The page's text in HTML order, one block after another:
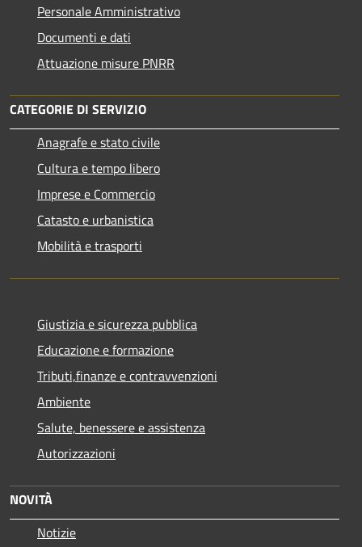
Personale Amministrativo
Documenti e dati
Attuazione misure PNRR
CATEGORIE DI SERVIZIO
Anagrafe e stato civile
Cultura e tempo libero
Imprese e Commercio
Catasto e urbanistica
Mobilità e trasporti
Giustizia e sicurezza pubblica
Educazione e formazione
Tributi,finanze e contravvenzioni
Ambiente
Salute, benessere e assistenza
Autorizzazioni
NOVITÀ
Notizie